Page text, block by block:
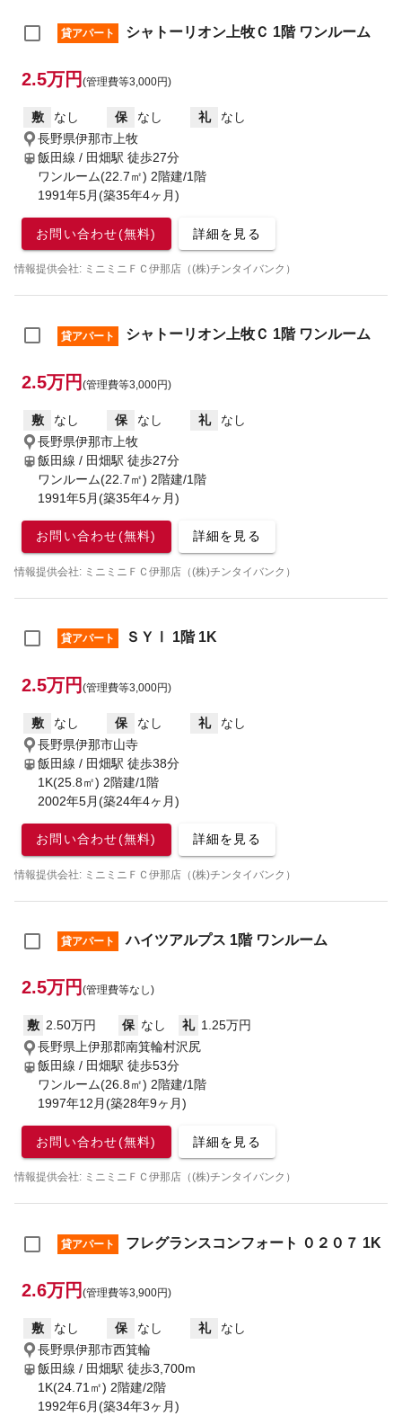
貸アパート シャトーリオン上牧Ｃ 1階 ワンルーム
2.5万円 (管理費等3,000円)
敷 なし 保 なし 礼
なし
長野県伊那市上牧
飯田線 / 田畑駅 徒歩27分
ワンルーム(22.7㎡) 2階建/1階
1991年5月(築35年4ヶ月)
お問い合わせ(無料) 詳細を見る
情報提供会社: ミニミニＦＣ伊那店（(株)チンタイバンク）
貸アパート シャトーリオン上牧Ｃ 1階 ワンルーム
2.5万円 (管理費等3,000円)
敷 なし 保 なし 礼
なし
長野県伊那市上牧
飯田線 / 田畑駅 徒歩27分
ワンルーム(22.7㎡) 2階建/1階
1991年5月(築35年4ヶ月)
お問い合わせ(無料) 詳細を見る
情報提供会社: ミニミニＦＣ伊那店（(株)チンタイバンク）
貸アパート ＳＹⅠ 1階 1K
2.5万円 (管理費等3,000円)
敷 なし 保 なし 礼
なし
長野県伊那市山寺
飯田線 / 田畑駅 徒歩38分
1K(25.8㎡) 2階建/1階
2002年5月(築24年4ヶ月)
お問い合わせ(無料) 詳細を見る
情報提供会社: ミニミニＦＣ伊那店（(株)チンタイバンク）
貸アパート ハイツアルプス 1階 ワンルーム
2.5万円 (管理費等なし)
敷 2.50万円 保 なし 礼 1.25万円
長野県上伊那郡南箕輪村沢尻
飯田線 / 田畑駅 徒歩53分
ワンルーム(26.8㎡) 2階建/1階
1997年12月(築28年9ヶ月)
お問い合わせ(無料) 詳細を見る
情報提供会社: ミニミニＦＣ伊那店（(株)チンタイバンク）
貸アパート フレグランスコンフォート ０２０７ 1K
2.6万円 (管理費等3,900円)
敷 なし 保 なし 礼
なし
長野県伊那市西箕輪
飯田線 / 田畑駅 徒歩3,700m
1K(24.71㎡) 2階建/2階
1992年6月(築34年3ヶ月)